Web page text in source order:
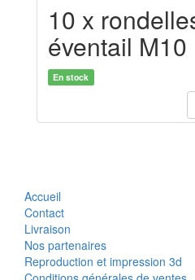
10 x
éventail M10
En stock
Accueil
Contact
Livraison
Nos partenaires
Reproduction et impression 3d